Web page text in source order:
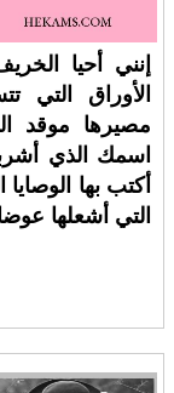
إنني أحيا
الأوراق التي
مصيرها موقد
اسمك الذي
أكتب بها
التي أشعلها